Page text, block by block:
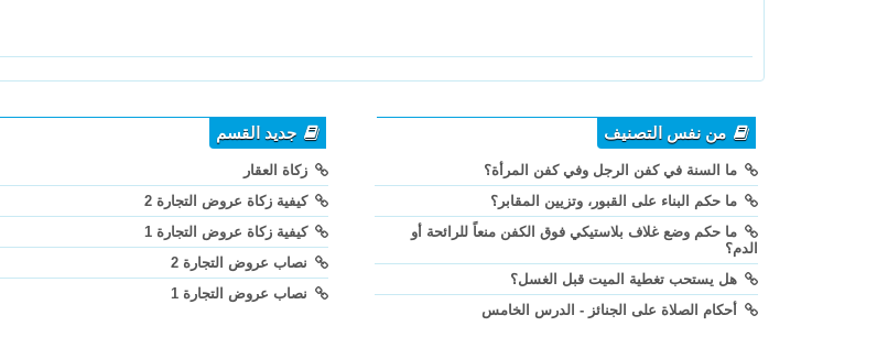
من نفس التصنيف
ما السنة في كفن الرجل وفي كفن المرأة؟
ما حكم البناء على القبور، وتزيين المقابر؟
ما حكم وضع غلاف بلاستيكي فوق الكفن منعاً للرائحة أو
الدم؟
هل يستحب تغطية الميت قبل الغسل؟
أحكام الصلاة على الجنائز - الدرس الخامس
جديد القسم
زكاة العقار
كيفية زكاة عروض التجارة 2
كيفية زكاة عروض التجارة 1
نصاب عروض التجارة 2
نصاب عروض التجارة 1